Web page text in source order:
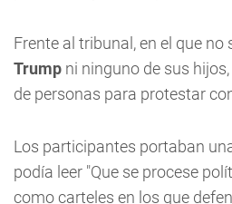
Frente al tribunal, en el que no
Trump ni ninguno de sus
de personas para protestar
Los participantes portaban
podía leer "Que se procese
como carteles en los que